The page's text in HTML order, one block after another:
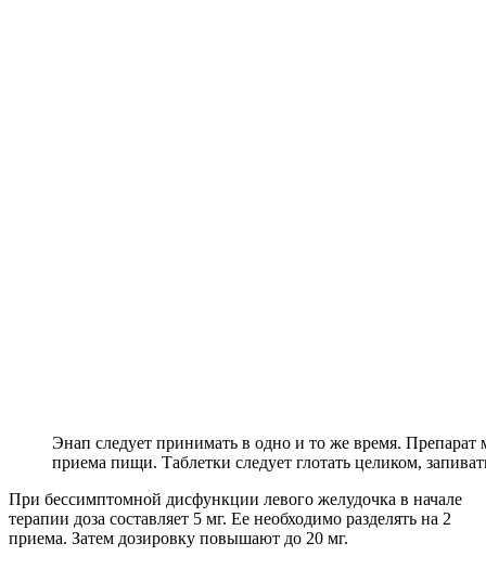
Энап следует принимать в одно и то же время. Препарат
приема пищи. Таблетки следует глотать целиком,
При бессимптомной дисфункции левого желудочка в начале
терапии доза составляет 5 мг. Ее необходимо разделять на 2
приема. Затем дозировку повышают до 20 мг.